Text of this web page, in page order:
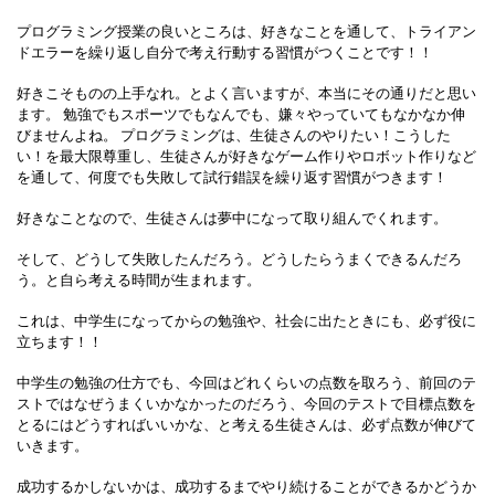
プログラミング授業の良いところは、好きなことを通して、トライアン
ドエラーを繰り返し自分で考え行動する習慣がつくことです！！
好きこそものの上手なれ。とよく言いますが、本当にその通りだと思い
ます。
勉強でもスポーツでもなんでも、嫌々やっていてもなかなか伸
びませんよね。
プログラミングは、生徒さんのやりたい！こうした
い！を最大限尊重し、生徒さんが好きなゲーム作りやロボット作りなど
を通して、何度でも失敗して試行錯誤を繰り返す習慣がつきます！
好きなことなので、生徒さんは夢中になって取り組んでくれます。
そして、どうして失敗したんだろう。どうしたらうまくできるんだろ
う。と自ら考える時間が生まれます。
これは、中学生になってからの勉強や、社会に出たときにも、必ず役に
立ちます！！
中学生の勉強の仕方でも、今回はどれくらいの点数を取ろう、前回のテ
ストではなぜうまくいかなかったのだろう、今回のテストで目標点数を
とるにはどうすればいいかな、と考える生徒さんは、必ず点数が伸びて
いきます。
成功するかしないかは、成功するまでやり続けることができるかどうか